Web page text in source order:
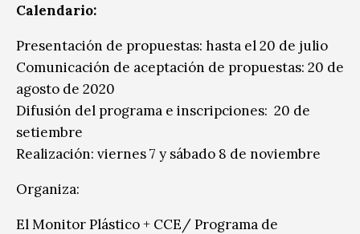
Calendario:
Presentación de propuestas: hasta el 20 de julio
Comunicación de aceptación de propuestas: 20 de
agosto de 2020
Difusión del programa e inscripciones: 20 de
setiembre
Realización: viernes 7 y sábado 8 de noviembre
Organiza:
El Monitor Plástico + CCE/ Programa de